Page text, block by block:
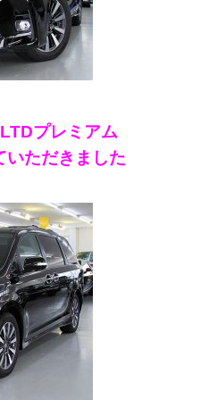
プレミアム
いただきました